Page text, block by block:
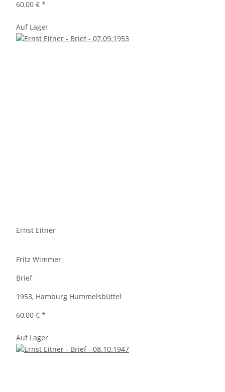
60,00 € *
Auf Lager
Ernst Eitner
Fritz Wimmer
Brief
1953, Hamburg Hummelsbüttel
60,00 € *
Auf Lager